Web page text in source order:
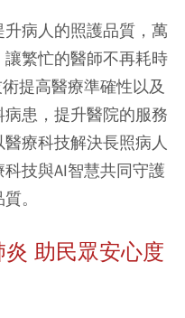
病人的照護品質，萬
繁忙的醫師不再耗時
提高醫療準確性以及
患，提升醫院的服務
療科技解決長照病人
技與AI智慧共同守護
。
助民眾安心度